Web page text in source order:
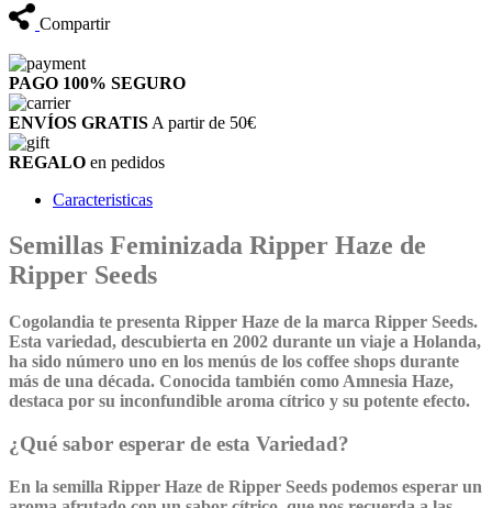
Compartir
PAGO 100% SEGURO
ENVÍOS GRATIS A partir de 50€
REGALO en pedidos
Caracteristicas
Semillas Feminizada Ripper Haze de
Ripper Seeds
Cogolandia te presenta Ripper Haze de la marca Ripper Seeds.
Esta variedad, descubierta en 2002 durante un viaje a Holanda,
ha sido número uno en los menús de los coffee shops durante
más de una década. Conocida también como Amnesia Haze,
destaca por su inconfundible aroma cítrico y su potente efecto.
¿Qué sabor esperar de esta Variedad?
En la semilla Ripper Haze de Ripper Seeds podemos esperar un